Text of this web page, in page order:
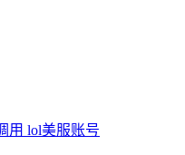
用 lol美服账号